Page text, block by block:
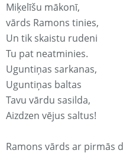
Miķelīšu mākonī,
vārds Ramons tinies,
Un tik skaistu rudeni
Tu pat neatminies.
Uguntiņas sarkanas,
Uguntiņas baltas
Tavu vārdu sasilda,
Aizdzen vējus saltus!
Ramons vārds ar pirmās